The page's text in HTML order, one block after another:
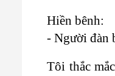
Hiền bênh:
- Người đàn
Tôi thắc